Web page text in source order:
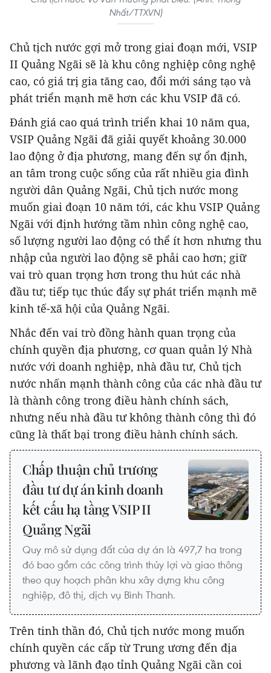
Nhất/TTXVN)
Chủ tịch nước gợi mở trong giai đoạn mới, VSIP
II Quảng Ngãi sẽ là khu công nghiệp công nghệ
cao, có giá trị gia tăng cao, đổi mới sáng tạo và
phát triển mạnh mẽ hơn các khu VSIP đã có.
Đánh giá cao quá trình triển khai 10 năm qua,
VSIP Quảng Ngãi đã giải quyết khoảng 30.000
lao động ở địa phương, mang đến sự ổn định,
an tâm trong cuộc sống của rất nhiều gia đình
người dân Quảng Ngãi, Chủ tịch nước mong
muốn giai đoạn 10 năm tới, các khu VSIP Quảng
Ngãi với định hướng tầm nhìn công nghệ cao,
số lượng người lao động có thể ít hơn nhưng thu
nhập của người lao động sẽ phải cao hơn; giữ
vai trò quan trọng hơn trong thu hút các nhà
đầu tư; tiếp tục thúc đẩy sự phát triển mạnh mẽ
kinh tế-xã hội của Quảng Ngãi.
Nhắc đến vai trò đồng hành quan trọng của
chính quyền địa phương, cơ quan quản lý Nhà
nước với doanh nghiệp, nhà đầu tư, Chủ tịch
nước nhấn mạnh thành công của các nhà đầu tư
là thành công trong điều hành chính sách,
nhưng nếu nhà đầu tư không thành công thì đó
cũng là thất bại trong điều hành chính sách.
Chấp thuận chủ trương
đầu tư dự án kinh doanh
kết cấu hạ tầng VSIP II
Quảng Ngãi
Quy mô sử dụng đất của dự án là 497,7 ha trong
đó bao gồm các công trình thủy lợi và giao thông
theo quy hoạch phân khu xây dựng khu công
nghiệp, đô thị, dịch vụ Bình Thanh.
Trên tinh thần đó, Chủ tịch nước mong muốn
chính quyền các cấp từ Trung ương đến địa
phương và lãnh đạo tỉnh Quảng Ngãi cần coi